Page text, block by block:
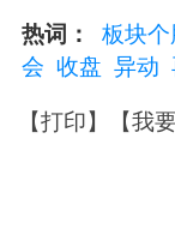
热词： 板块个
会 收盘 异动
【打印】【我